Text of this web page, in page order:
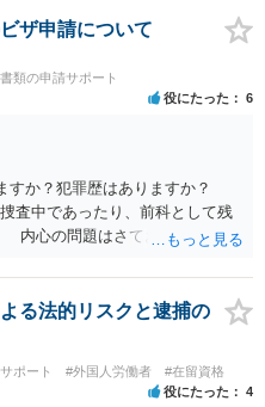
ザ申請について
類の申請サポート
役にたった 6
すか？犯罪歴はありますか？
査中であったり、前科として残
内心の問題はさておき、ご質問
る法的リスクと逮捕の
ポート #外国人労働者 #在留資格
役にたった 4